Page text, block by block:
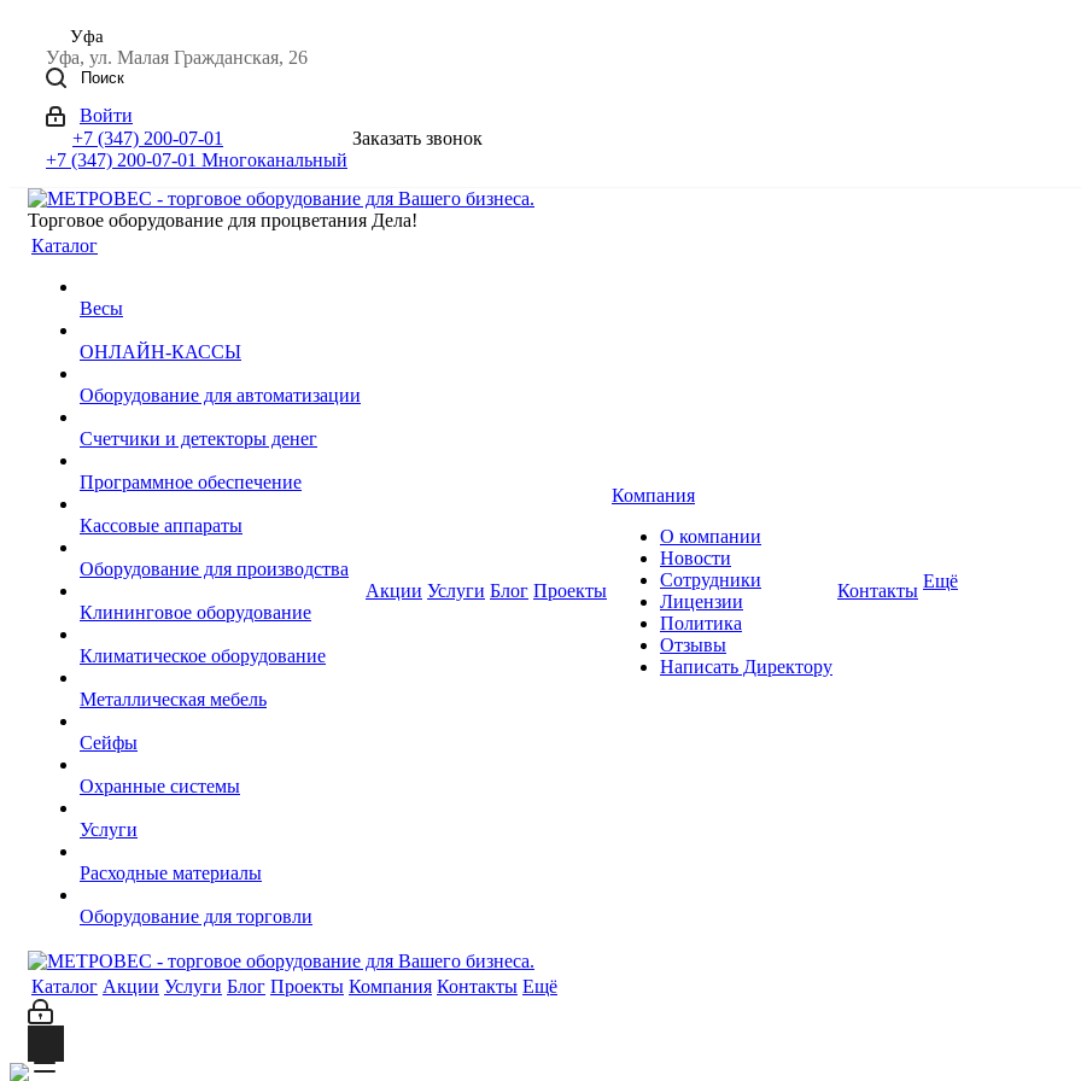
Уфа
Уфа, ул. Малая Гражданская, 26
Поиск
Войти
+7 (347) 200-07-01
+7 (347) 200-07-01 Многоканальный
Заказать звонок
Торговое оборудование для процветания Дела!
Каталог
Весы
ОНЛАЙН-КАССЫ
Оборудование для автоматизации
Счетчики и детекторы денег
Программное обеспечение
Кассовые аппараты
Оборудование для производства
Клининговое оборудование
Климатическое оборудование
Металлическая мебель
Сейфы
Охранные системы
Услуги
Расходные материалы
Оборудование для торговли
Акции Услуги Блог Проекты
Компания
О компании
Новости
Сотрудники
Лицензии
Политика
Отзывы
Написать Директору
Контакты Ещё
Каталог Акции Услуги Блог Проекты Компания Контакты Ещё